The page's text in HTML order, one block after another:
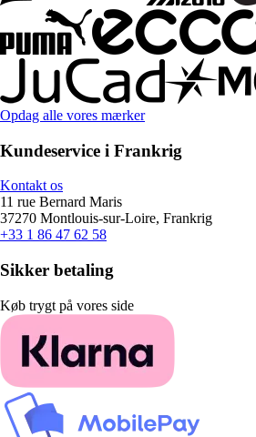
Opdag alle vores mærker
Kundeservice i Frankrig
Kontakt os
11 rue Bernard Maris
37270 Montlouis-sur-Loire, Frankrig
+33 1 86 47 62 58
Sikker betaling
Køb trygt på vores side